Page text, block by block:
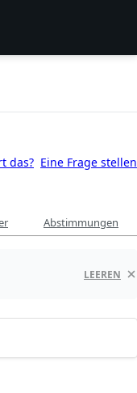
das? Eine Frage stellen
Abstimmungen
LEEREN